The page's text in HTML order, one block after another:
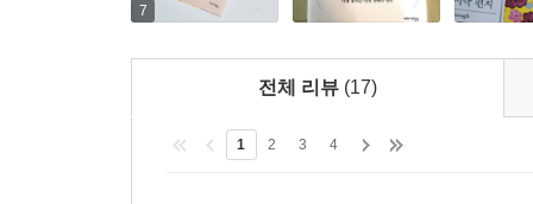
세상이 인정하는 ‘번듯한’ 아이를 키워낸 ‘완벽한
께하며 같이 나이들고 싶다. 따돌림당하는 아이의
각하는지가 더 중요한 거란다”라고 묵묵히 조언
응원해주는 이 책 속의 아빠처럼.
_사랑을 담아, 아빠가(77쪽)
필요한 모든 사람을 위한 편지이기도 하다.
7
전체 리뷰 (17)
1 2 3 4